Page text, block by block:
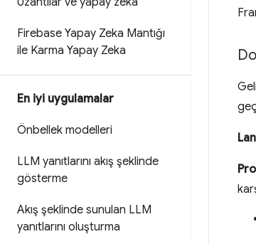
Firebase Yapay Zeka Mantığı
ile Karma Yapay Zeka
En iyi uygulamalar
Önbellek modelleri
LLM yanıtlarını akış şeklinde
gösterme
Akış şeklinde sunulan LLM
yanıtlarını oluşturma